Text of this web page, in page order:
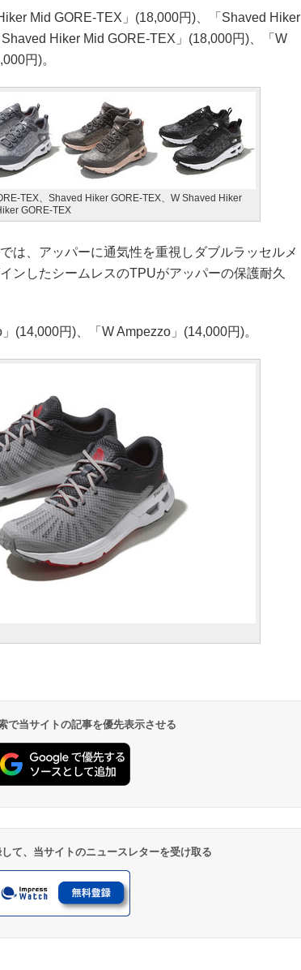
Mid GORE-TEX」(18,000円)、「Shaved Hiker
Hiker Mid GORE-TEX」(18,000円)、「W
円)。
TEX、Shaved Hiker GORE-TEX、W Shaved Hiker
GORE-TEX
は、アッパーに通気性を重視しダブルラッセルメ
ンしたシームレスのTPUがアッパーの保護耐久
(14,000円)、「W Ampezzo」(14,000円)。
で当サイトの記事を優先表示させる
て、当サイトのニュースレターを受け取る